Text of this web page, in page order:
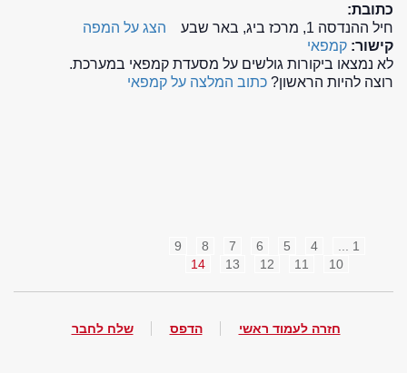
כתובת:
חיל ההנדסה 1, מרכז ביג, באר שבע
הצג על המפה
קישור: קמפאי
לא נמצאו ביקורות גולשים על מסעדת קמפאי במערכת.
רוצה להיות הראשון? כתוב המלצה על קמפאי
1 ...
4
5
6
7
8
9
10
11
12
13
14
חזרה לעמוד ראשי הדפס שלח לחבר